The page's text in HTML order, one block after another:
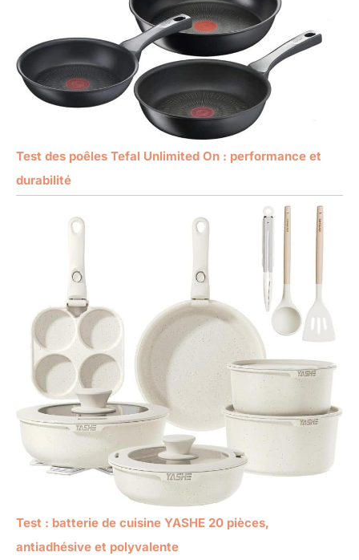
Test des poêles Tefal Unlimited On : performance et
durabilité
Test : batterie de cuisine YASHE 20 pièces,
antiadhésive et polyvalente